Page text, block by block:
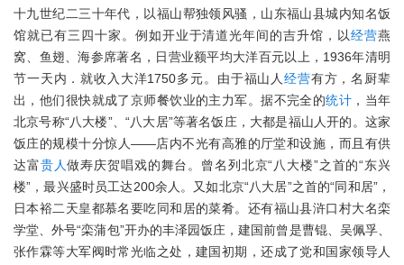
十九世纪二三十年代，以福山帮独领风骚，山东福山县城内知名饭
馆就已有三四十家。例如开业于清道光年间的吉升馆，以经营燕
窝、鱼翅、海参席著名，日营业额平均大洋百元以上，1936年清明
节一天内．就收入大洋1750多元。由于福山人经营有方，名厨辈
出，他们很快就成了京师餐饮业的主力军。据不完全的统计 ，当年
北京号称“八大楼”、“八大居”等著名饭庄，大都是福山人开的。这家
饭庄的规模十分惊人——店内不光有高雅的厅堂和设施，而且有供
达富贵人做寿庆贺唱戏的舞台。曾名列北京“八大楼”之首的“东兴
楼”，最兴盛时员工达200余人。又如北京“八大居”之首的“同和居”，
日本裕二天皇都慕名要吃同和居的菜肴。还有福山县浒口村大名栾
学堂、外号“栾蒲包”开办的丰泽园饭庄，建国前曾是曹锟、吴佩孚、
张作霖等大军阀时常光临之处，建国初期，还成了党和国家领导人